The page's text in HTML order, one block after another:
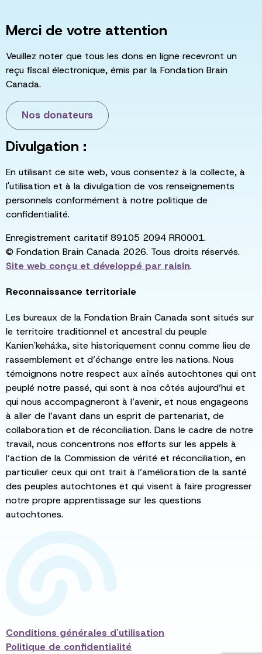
Merci de votre attention
Veuillez noter que tous les dons en ligne recevront un
reçu fiscal électronique, émis par la Fondation Brain
Canada.
Nos donateurs
Divulgation :
En utilisant ce site web, vous consentez à la collecte, à
l'utilisation et à la divulgation de vos renseignements
personnels conformément à notre politique de
confidentialité.
Enregistrement caritatif 89105 2094 RR0001.
© Fondation Brain Canada 2026. Tous droits réservés.
Site web conçu et développé par raisin.
Reconnaissance territoriale
Les bureaux de la Fondation Brain Canada sont situés sur
le territoire traditionnel et ancestral du peuple
Kanien'kehá:ka, site historiquement connu comme lieu de
rassemblement et d’échange entre les nations. Nous
témoignons notre respect aux aînés autochtones qui ont
peuplé notre passé, qui sont à nos côtés aujourd’hui et
qui nous accompagneront à l’avenir, et nous engageons
à aller de l’avant dans un esprit de partenariat, de
collaboration et de réconciliation. Dans le cadre de notre
travail, nous concentrons nos efforts sur les appels à
l’action de la Commission de vérité et réconciliation, en
particulier ceux qui ont trait à l’amélioration de la santé
des peuples autochtones et qui visent à faire progresser
notre propre apprentissage sur les questions
autochtones.
Conditions générales d'utilisation
Politique de confidentialité